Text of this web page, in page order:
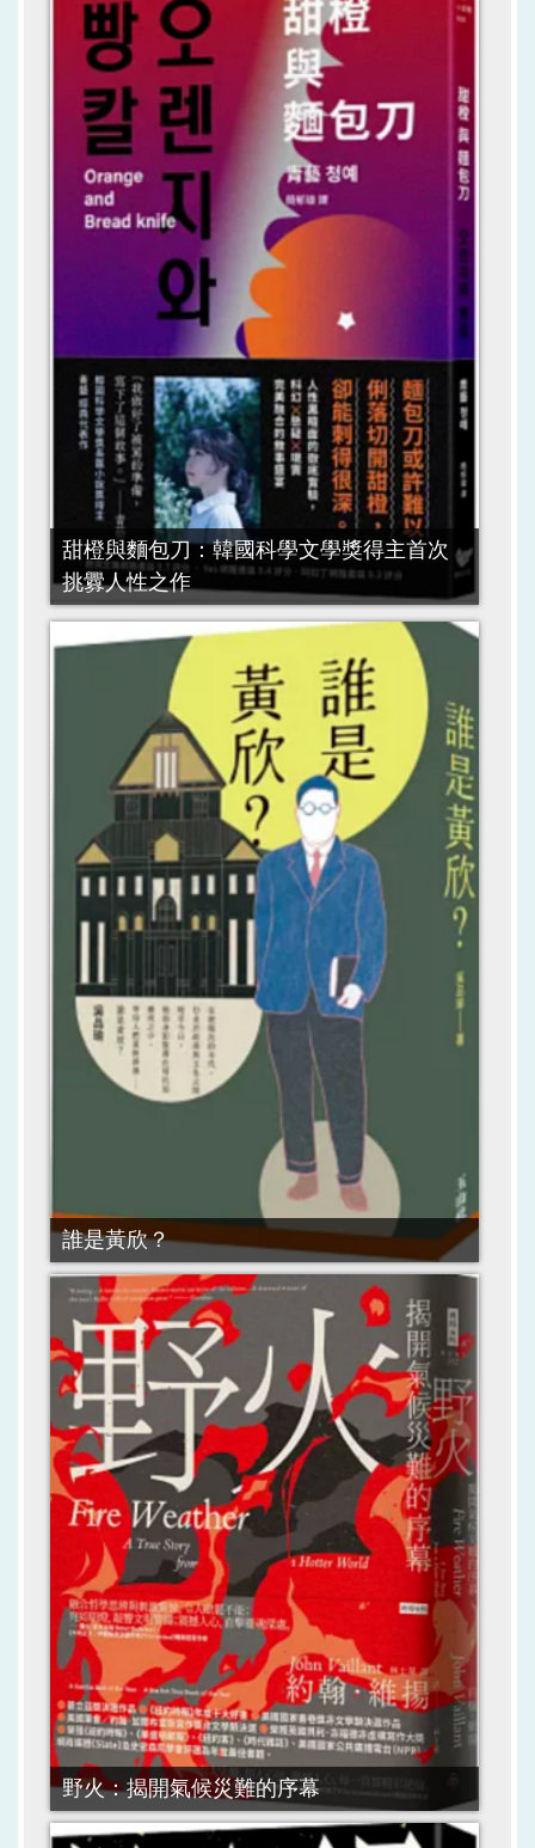
甜橙與麵包刀：韓國科學文學獎得主首次
挑釁人性之作
誰是黃欣？
野火：揭開氣候災難的序幕